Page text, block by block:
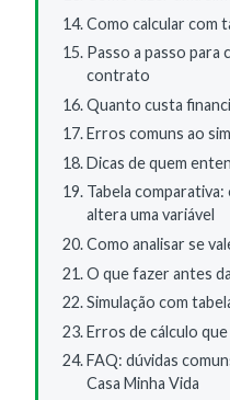
Como calcular com
Passo a passo para
contrato
Quanto custa
Erros comuns ao
Dicas de quem
Tabela
altera uma variável
Como analisar se
O que fazer antes
Simulação com
Erros de cálculo
FAQ: dúvidas
Casa Minha Vida